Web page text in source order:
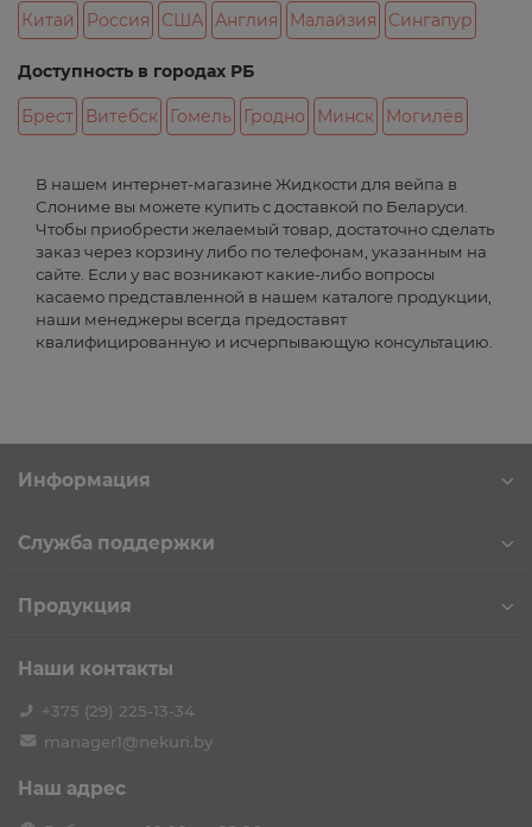
Китай Россия США Англия Малайзия Сингапур
Доступность в городах РБ
Брест Витебск Гомель Гродно Минск Могилёв
В нашем интернет-магазине Жидкости для вейпа в
Слониме вы можете купить с доставкой по Беларуси.
Чтобы приобрести желаемый товар, достаточно сделать
заказ через корзину либо по телефонам, указанным на
сайте. Если у вас возникают какие-либо вопросы
касаемо представленной в нашем каталоге продукции,
наши менеджеры всегда предоставят
квалифицированную и исчерпывающую консультацию.
Информация
Служба поддержки
Продукция
Наши контакты
+375 (29) 225-13-34
manager1@nekuri.by
Наш адрес